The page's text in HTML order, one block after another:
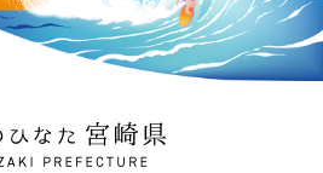
なた 宮崎県
PREFECTURE